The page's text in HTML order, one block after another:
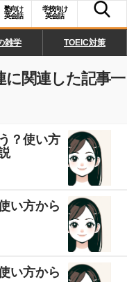
塾向け
英会話
学校向け
英会話
雑学 TOEIC対策
に関連した記事一
？使い方
い方から
い方から